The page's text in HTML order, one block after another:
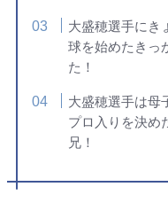
大盛穂選手にき
球を始めたきっ
た！
大盛穂選手は母
プロ入りを決め
兄！